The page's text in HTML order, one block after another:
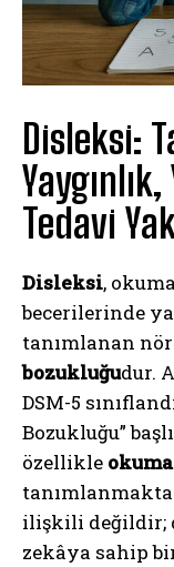
Disleksi:
Tedavi
Disleksi,
becerilerinde
tanımlanan
bozukluğudur.
DSM-5
Bozukluğu”
özellikle
ilişkili değildir;
zekâya sahip